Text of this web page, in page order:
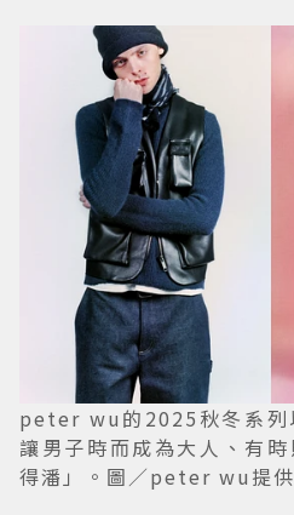
peter wu的2025秋冬系列
讓男子時而成為大人、有
得潘」。圖／peter wu提供